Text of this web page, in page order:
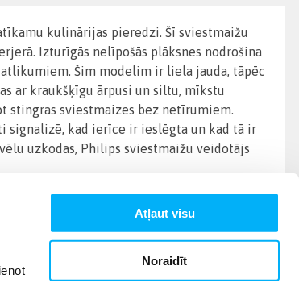
Atļaut visu
Noraidīt
kulinārijas pieredzi. Šī sviestmaižu
Izturīgās nelīpošās plāksnes nodrošina
Šim modelim ir liela jauda, tāpēc
ar kraukšķīgu ārpusi un siltu, mīkstu
stingras sviestmaizes bez netīrumiem.
signalizē, kad ierīce ir ieslēgta un kad tā ir
uzkodas, Philips sviestmaižu veidotājs